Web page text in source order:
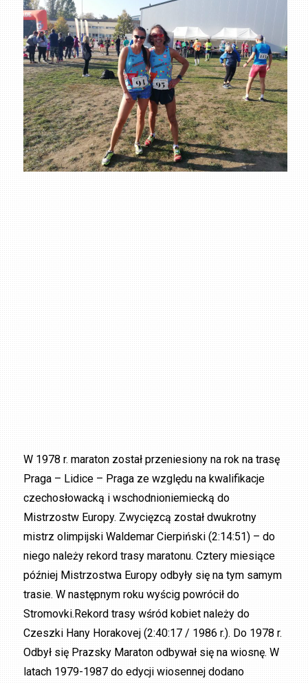
W 1978 r. maraton został przeniesiony na rok na trasę
Praga – Lidice – Praga ze względu na kwalifikacje
czechosłowacką i wschodnioniemiecką do
Mistrzostw Europy. Zwycięzcą został dwukrotny
mistrz olimpijski Waldemar Cierpiński (2:14:51) – do
niego należy rekord trasy maratonu. Cztery miesiące
później Mistrzostwa Europy odbyły się na tym samym
trasie. W następnym roku wyścig powrócił do
Stromovki.Rekord trasy wśród kobiet należy do
Czeszki Hany Horakovej (2:40:17 / 1986 r.). Do 1978 r.
Odbył się Prazsky Maraton odbywał się na wiosnę. W
latach 1979-1987 do edycji wiosennej dodano